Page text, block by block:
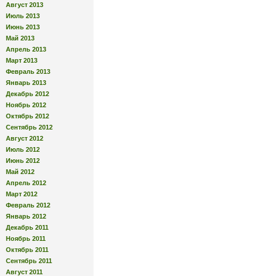
Август 2013
Июль 2013
Июнь 2013
Май 2013
Апрель 2013
Март 2013
Февраль 2013
Январь 2013
Декабрь 2012
Ноябрь 2012
Октябрь 2012
Сентябрь 2012
Август 2012
Июль 2012
Июнь 2012
Май 2012
Апрель 2012
Март 2012
Февраль 2012
Январь 2012
Декабрь 2011
Ноябрь 2011
Октябрь 2011
Сентябрь 2011
Август 2011